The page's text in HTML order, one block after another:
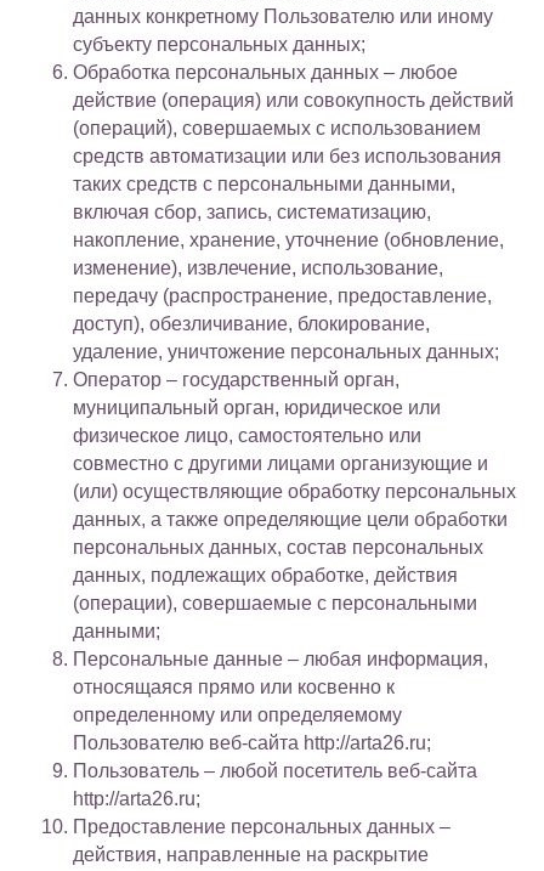
данных конкретному Пользователю или иному
субъекту персональных данных;
Обработка персональных данных – любое
действие (операция) или совокупность действий
(операций), совершаемых с использованием
средств автоматизации или без использования
таких средств с персональными данными,
включая сбор, запись, систематизацию,
накопление, хранение, уточнение (обновление,
изменение), извлечение, использование,
передачу (распространение, предоставление,
доступ), обезличивание, блокирование,
удаление, уничтожение персональных данных;
Оператор – государственный орган,
муниципальный орган, юридическое или
физическое лицо, самостоятельно или
совместно с другими лицами организующие и
(или) осуществляющие обработку персональных
данных, а также определяющие цели обработки
персональных данных, состав персональных
данных, подлежащих обработке, действия
(операции), совершаемые с персональными
данными;
Персональные данные – любая информация,
относящаяся прямо или косвенно к
определенному или определяемому
Пользователю веб-сайта http://arta26.ru;
Пользователь – любой посетитель веб-сайта
http://arta26.ru;
Предоставление персональных данных –
действия, направленные на раскрытие